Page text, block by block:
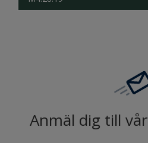
Anmäl dig till